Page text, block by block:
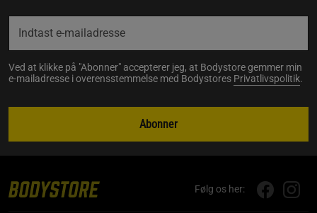
Ved at klikke på "Abonner" accepterer jeg, at Bodystore gemmer min
e-mailadresse i overensstemmelse med Bodystores Privatlivspolitik.
Abonner
Følg os her: